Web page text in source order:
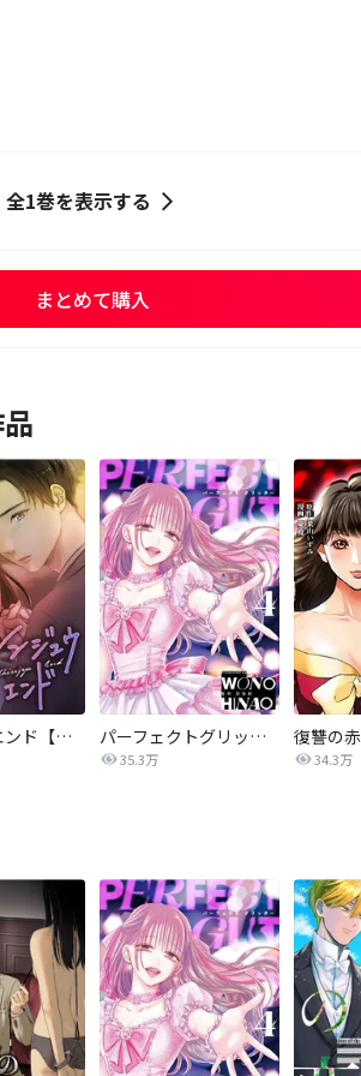
全1巻を表示する
まとめて購入
シンジュウエンド【タテヨミ】 パーフェクトグリッター
35.3万 34.3万